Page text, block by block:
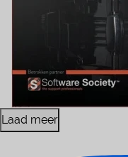
Laad meer